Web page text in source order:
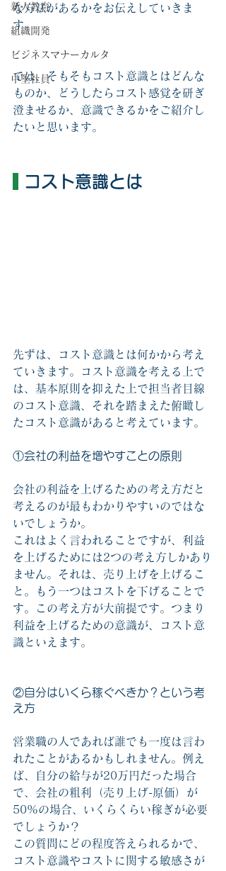
新人教育
組織開発
ビジネスマナーカルタ
中堅社員
な方法があるかをお伝えしていきま
す。
では、そもそもコスト意識とはどんな
ものか、どうしたらコスト感覚を研ぎ
澄ませるか、意識できるかをご紹介し
たいと思います。
コスト意識とは
先ずは、コスト意識とは何かから考え
ていきます。コスト意識を考える上で
は、基本原則を抑えた上で担当者目線
のコスト意識、それを踏まえた俯瞰し
たコスト意識があると考えています。
①会社の利益を増やすことの原則
会社の利益を上げるための考え方だと
考えるのが最もわかりやすいのではな
いでしょうか。
これはよく言われることですが、利益
を上げるためには2つの考え方しかあり
ません。それは、売り上げを上げるこ
と。もう一つはコストを下げることで
す。この考え方が大前提です。つまり
利益を上げるための意識が、コスト意
識といえます。
②自分はいくら稼ぐべきか？という考
え方
営業職の人であれば誰でも一度は言わ
れたことがあるかもしれません。例え
ば、自分の給与が20万円だった場合
で、会社の粗利（売り上げ-原価）が
50%の場合、いくらくらい稼ぎが必要
でしょうか？
この質問にどの程度答えられるかで、
コスト意識やコストに関する敏感さが